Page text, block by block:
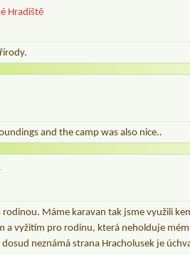
Hradiště
and the camp was also nice..
rodinou. Máme karavan tak jsme využili
a vyžitím pro rodinu, která neholduje
neznámá strana Hracholusek je